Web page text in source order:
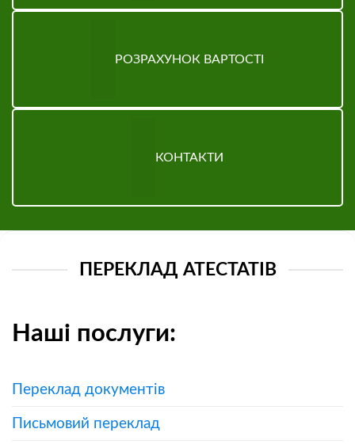
РОЗРАХУНОК ВАРТОСТІ
КОНТАКТИ
ПЕРЕКЛАД АТЕСТАТІВ
Наші послуги:
Переклад документів
Письмовий переклад